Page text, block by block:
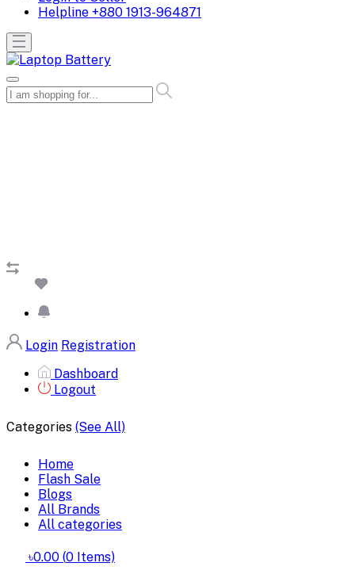
Helpline +880 1913-964871
Login Registration
Dashboard
Logout
Categories (See All)
Home
Flash Sale
Blogs
All Brands
All categories
৳0.00 (0 Items)